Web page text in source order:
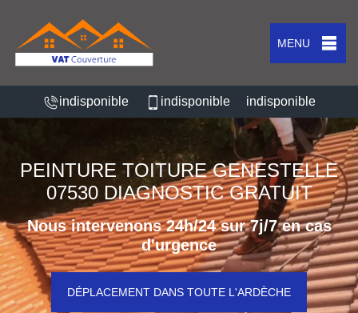
MENU
indisponible indisponible indisponible
PEINTURE TOITURE GENESTELLE
07530 DIAGNOSTIC GRATUIT
Nous intervenons 24h/24 sur 7j/7 en cas
d'urgence
DÉPLACEMENT DANS TOUTE L'ARDÈCHE